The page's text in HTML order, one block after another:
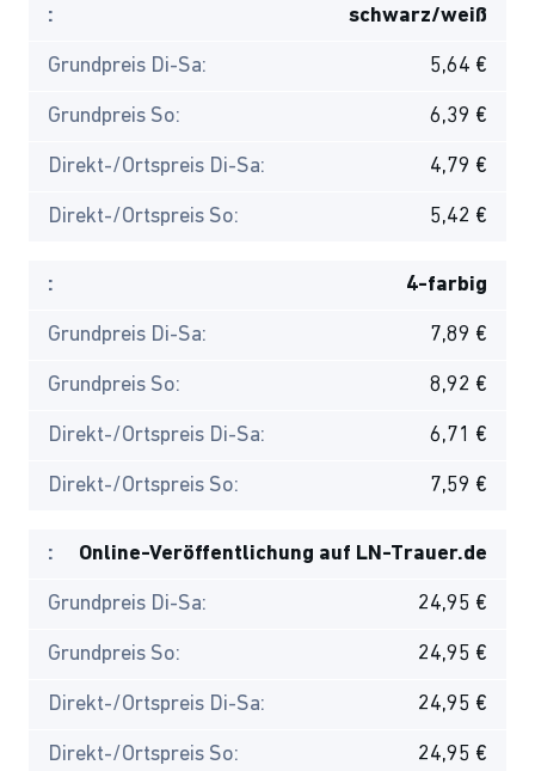
: schwarz/weiß
Grundpreis Di-Sa: 5,64 €
Grundpreis So: 6,39 €
Direkt-/Ortspreis Di-Sa: 4,79 €
Direkt-/Ortspreis So: 5,42 €
: 4-farbig
Grundpreis Di-Sa: 7,89 €
Grundpreis So: 8,92 €
Direkt-/Ortspreis Di-Sa: 6,71 €
Direkt-/Ortspreis So: 7,59 €
: Online-Veröffentlichung auf LN-Trauer.de
Grundpreis Di-Sa: 24,95 €
Grundpreis So: 24,95 €
Direkt-/Ortspreis Di-Sa: 24,95 €
Direkt-/Ortspreis So: 24,95 €